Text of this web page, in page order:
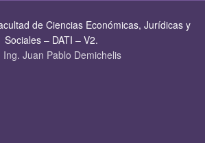
de Ciencias Económicas, Jurí­dicas y
Sociales – DATI – V2.
Ing. Juan Pablo Demichelis